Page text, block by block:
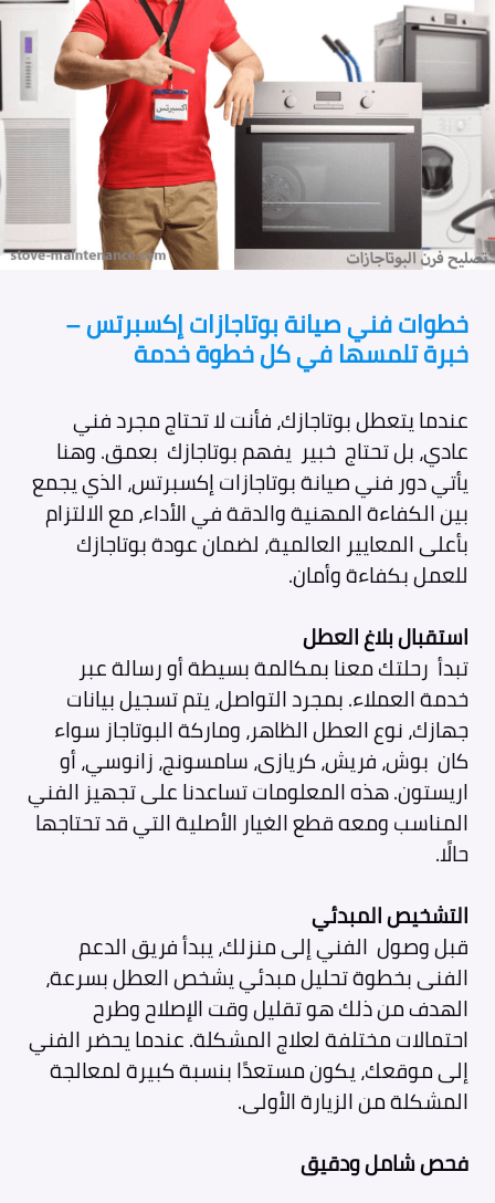
خطوات فني صيانة بوتاجازات إكسبرتس –
خبرة تلمسها في كل خطوة خدمة
عندما يتعطل بوتاجازك، فأنت لا تحتاج مجرد فني
عادي، بل تحتاج خبير يفهم بوتاجازك بعمق. وهنا
يأتي دور فني صيانة بوتاجازات إكسبرتس، الذي يجمع
بين الكفاءة المهنية والدقة في الأداء، مع الالتزام
بأعلى المعايير العالمية، لضمان عودة بوتاجازك
للعمل بكفاءة وأمان.
استقبال بلاغ العطل
تبدأ رحلتك معنا بمكالمة بسيطة أو رسالة عبر
خدمة العملاء. بمجرد التواصل، يتم تسجيل بيانات
جهازك، نوع العطل الظاهر، وماركة البوتاجاز سواء
كان بوش، فريش، كريازى، سامسونج، زانوسي، أو
اريستون. هذه المعلومات تساعدنا على تجهيز الفني
المناسب ومعه قطع الغيار الأصلية التي قد تحتاجها
حالًا.
التشخيص المبدئي
قبل وصول الفني إلى منزلك، يبدأ فريق الدعم
الفنى بخطوة تحليل مبدئي يشخص العطل بسرعة،
الهدف من ذلك هو تقليل وقت الإصلاح وطرح
احتمالات مختلفة لعلاج المشكلة. عندما يحضر الفني
إلى موقعك، يكون مستعدًا بنسبة كبيرة لمعالجة
المشكلة من الزيارة الأولى.
فحص شامل ودقيق